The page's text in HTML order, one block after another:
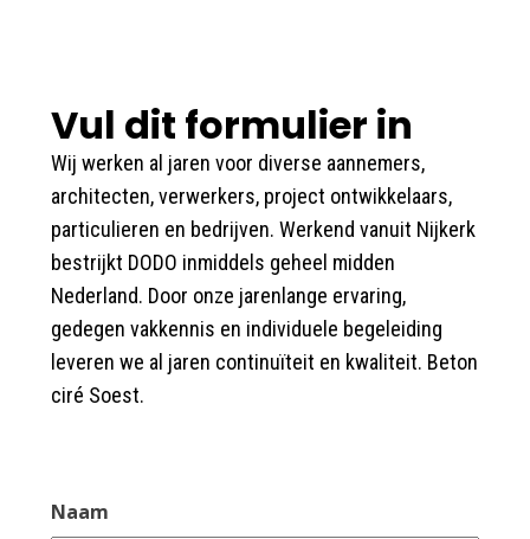
Vul dit formulier in
Wij werken al jaren voor diverse aannemers,
architecten, verwerkers, project ontwikkelaars,
particulieren en bedrijven. Werkend vanuit Nijkerk
bestrijkt DODO inmiddels geheel midden
Nederland. Door onze jarenlange ervaring,
gedegen vakkennis en individuele begeleiding
leveren we al jaren continuïteit en kwaliteit. Beton
ciré Soest.
Naam